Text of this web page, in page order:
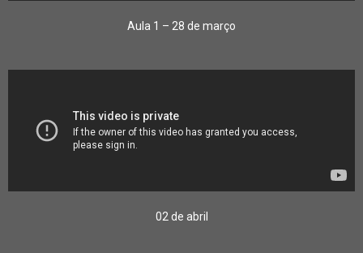
Aula 1 – 28 de março
02 de abril